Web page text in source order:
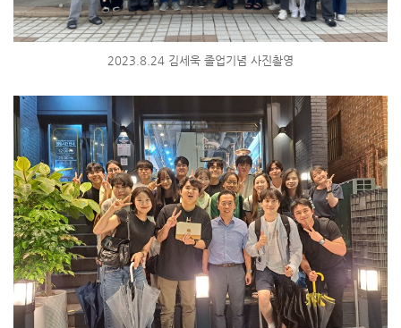
2023.8.24 김세욱 졸업기념 사진촬영